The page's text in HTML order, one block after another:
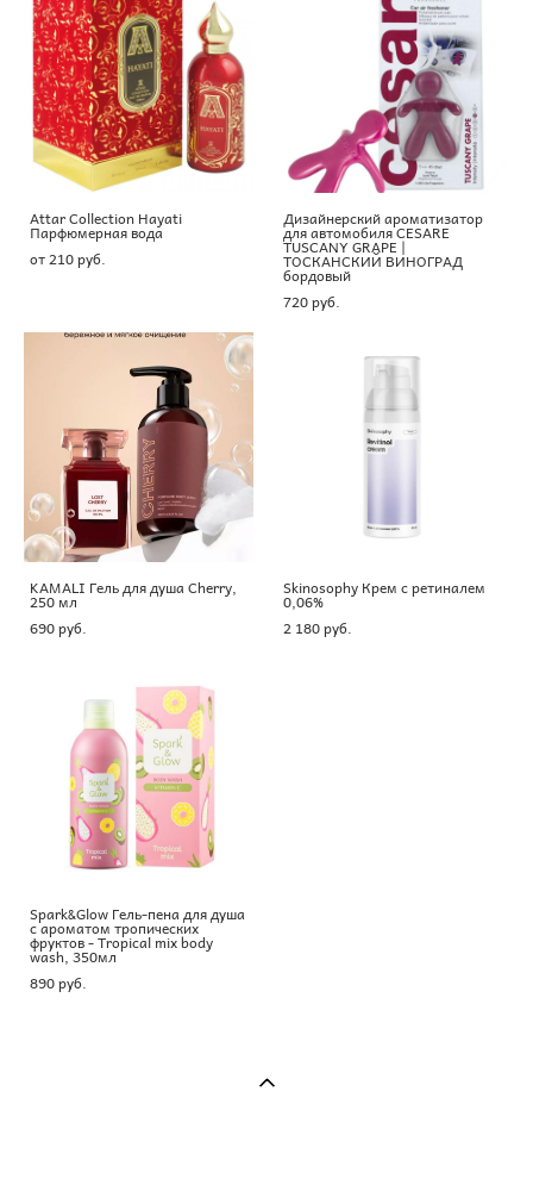
Attar Collection Hayati
Парфюмерная вода
от 210 pуб.
Дизайнерский ароматизатор
для автомобиля CESARE
TUSCANY GRAPE |
ТОСКАНСКИЙ ВИНОГРАД
бордовый
720 pуб.
KAMALI Гель для душа Cherry,
250 мл
690 pуб.
Skinosophy Крем с ретиналем
0,06%
2 180 pуб.
Spark&Glow Гель-пена для душа
с ароматом тропических
фруктов - Tropical mix body
wash, 350мл
890 pуб.